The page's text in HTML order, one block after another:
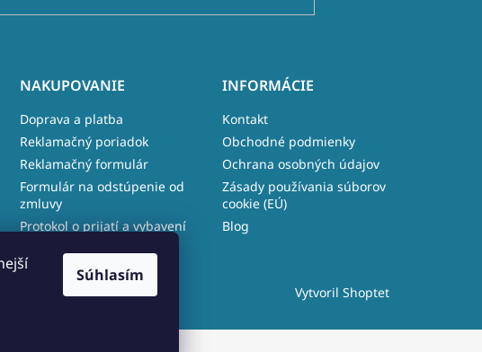
Súhlasím
NAKUPOVANIE
Doprava a platba
Reklamačný poriadok
Reklamačný formulár
Formulár na odstúpenie od
zmluvy
Protokol o prijatí a vybavení
INFORMÁCIE
Kontakt
Obchodné podmienky
Ochrana osobných údajov
Zásady používania súborov
cookie (EÚ)
Blog
Vytvoril Shoptet